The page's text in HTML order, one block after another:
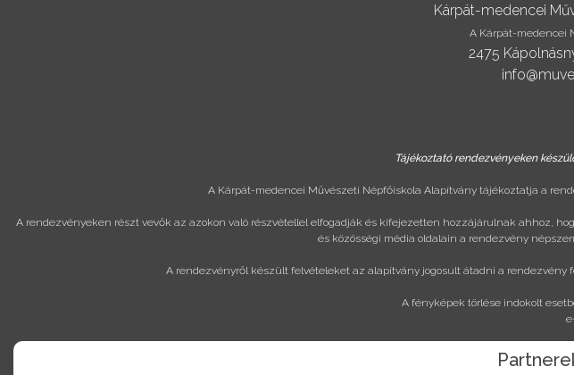
Kárpát-medencei
A Kárpát-medencei
2475
Tájékoztató rendezvényeken
A Kárpát-medencei Művészeti Népfőiskola Alapítvány tájékoztatja a
A rendezvényeken részt vevők az azokon való részvétellel elfogadják és kifejezetten hozzájárulnak ahhoz,
és közösségi média oldalain a rendezvény
A rendezvényről készült felvételeket az alapítvány jogosult átadni a
A fényképek törlése indokolt